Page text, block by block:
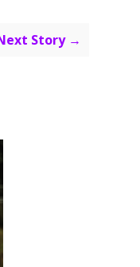
Story →